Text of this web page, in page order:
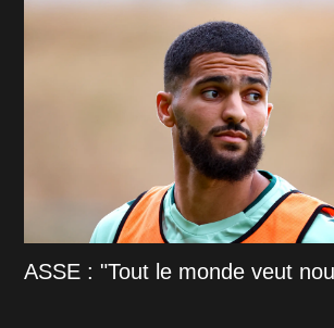
ASSE : "Tout le monde veut